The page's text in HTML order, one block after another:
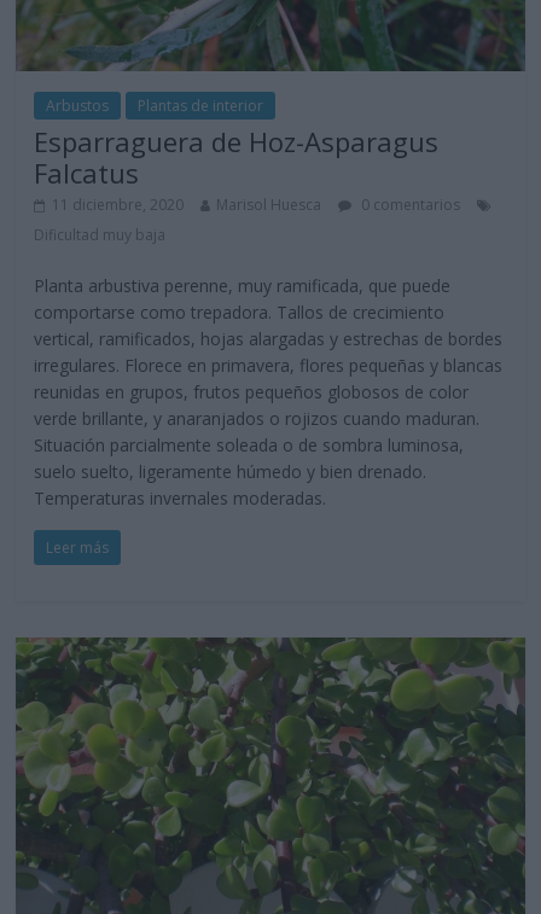
Arbustos Plantas de interior
Esparraguera de Hoz-Asparagus
Falcatus
11 diciembre, 2020 Marisol Huesca
0 comentarios
Dificultad muy baja
Planta arbustiva perenne, muy ramificada, que puede
comportarse como trepadora. Tallos de crecimiento
vertical, ramificados, hojas alargadas y estrechas de bordes
irregulares. Florece en primavera, flores pequeñas y blancas
reunidas en grupos, frutos pequeños globosos de color
verde brillante, y anaranjados o rojizos cuando maduran.
Situación parcialmente soleada o de sombra luminosa,
suelo suelto, ligeramente húmedo y bien drenado.
Temperaturas invernales moderadas.
Leer más